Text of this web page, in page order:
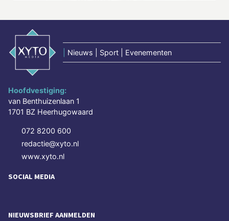
Nieuws | Sport | Evenementen
Hoofdvestiging:
van Benthuizenlaan 1
1701 BZ Heerhugowaard
072 8200 600
redactie@xyto.nl
www.xyto.nl
SOCIAL MEDIA
NIEUWSBRIEF AANMELDEN